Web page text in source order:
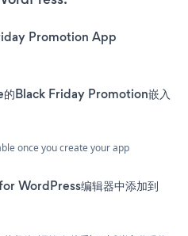
Promotion App
Black Friday Promotion嵌入
once you create your app
WordPress编辑器中添加到